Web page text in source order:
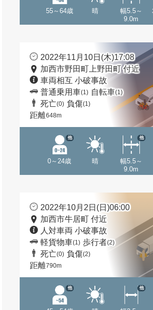
55～64歳 晴
幅5.5～
9.0m
2022年11月10日(木)17:08
加西市野田町上野田町 付近
車両相互 小破事故
普通乗用車(1) 自転車(1)
死亡(0) 負傷(1)
距離648m
0～24歳
他
晴
幅5.5～
9.0m
他
2022年10月2日(日)06:00
加西市牛居町 付近
人対車両 小破事故
軽貨物車(1) 歩行者(2)
死亡(0) 負傷(2)
距離790m
他 他